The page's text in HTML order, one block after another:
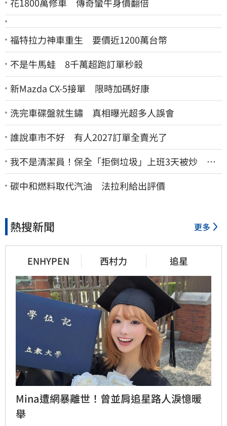
福特拉力神車重生 要價近1200萬台幣
不是牛馬蛙 8千萬超跑訂單秒殺
新Mazda CX-5接單 限時加碼好康
洗完車碟盤就生鏽 真相曝光超多人誤會
誰說車市不好 有人2027訂單全賣光了
我不是清潔員！保全「拒倒垃圾」上班3天被炒 找
法院討公道結果出爐
碳中和燃料取代汽油 法拉利給出評價
熱搜新聞 更多
ENHYPEN 西村力 追星
Mina遭網暴離世！曾並肩追星路人淚憶暖
舉